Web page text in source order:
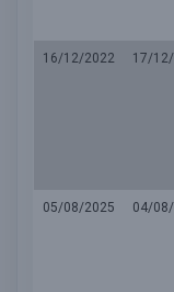
16/12/2022 17/12/
05/08/2025 04/